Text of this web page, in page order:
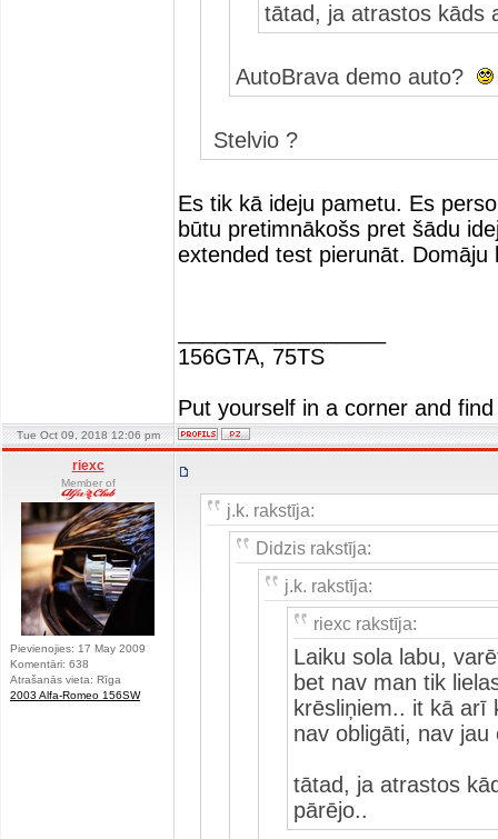
tātad, ja atrastos kāds
AutoBrava demo auto?
Stelvio ?
Es tik kā ideju pametu. Es
būtu pretimnākošs pret šādu
extended test pierunāt.
156GTA, 75TS
Put yourself in a corner and
Tue Oct 09, 2018 12:06 pm
riexc
Member of
Pievienojies: 17 May 2009
Komentāri: 638
Atrašanās vieta: Rīga
2003 Alfa-Romeo 156SW
j.k. rakstīja:
Didzis rakstīja:
j.k. rakstīja:
riexc rakstīja:
Laiku sola labu,
bet nav man tik
krēsliņiem.. it kā arī
nav obligāti, nav
tātad, ja atrastos
pārējo..